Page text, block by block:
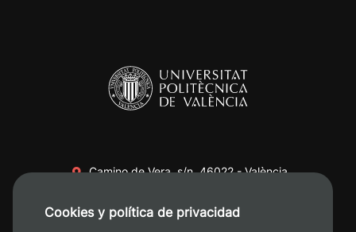
Camino de Vera, s/n. 46022 - València
+34 620 04 00 50
Cookies y política de privacidad